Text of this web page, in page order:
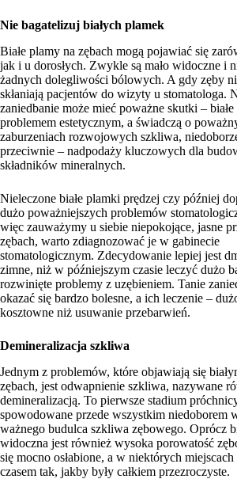
Nie bagatelizuj białych plamek
Białe plamy na zębach mogą pojawiać się
jak i u dorosłych. Zwykle są mało widoczne i
żadnych dolegliwości bólowych. A gdy zęby
skłaniają pacjentów do wizyty u stomatologa.
zaniedbanie może mieć poważne skutki –
problemem estetycznym, a świadczą o
zaburzeniach rozwojowych szkliwa,
przeciwnie – nadpodaży kluczowych dla
składników mineralnych.
Nieleczone białe plamki prędzej czy później
dużo poważniejszych problemów
więc zauważymy u siebie niepokojące, jasne
zębach, warto zdiagnozować je w gabinecie
stomatologicznym. Zdecydowanie lepiej jest
zimne, niż w późniejszym czasie leczyć dużo
rozwinięte problemy z uzębieniem. Tanie
okazać się bardzo bolesne, a ich leczenie –
kosztowne niż usuwanie przebarwień.
Demineralizacja szkliwa
Jednym z problemów, które objawiają się
zębach, jest odwapnienie szkliwa, nazywane
demineralizacją. To pierwsze stadium
spowodowane przede wszystkim niedoborem
ważnego budulca szkliwa zębowego. Oprócz
widoczna jest również wysoka porowatość
się mocno osłabione, a w niektórych
czasem tak, jakby były całkiem przezroczyste.